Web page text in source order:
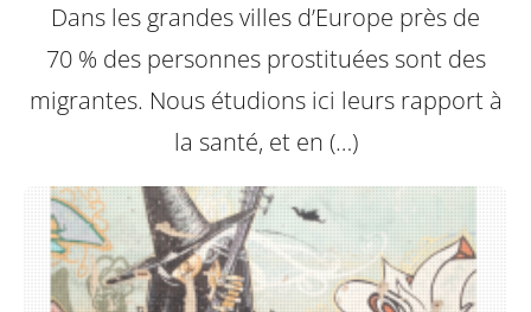
Dans les grandes villes d’Europe près de
70 % des personnes prostituées sont des
migrantes. Nous étudions ici leurs rapport à
la santé, et en (…)